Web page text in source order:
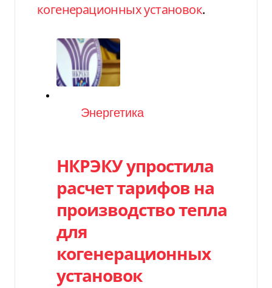
когенерационных установок.
Категория
Энергетика
НКРЭКУ упростила
расчет тарифов на
производство тепла
для
когенерационных
установок